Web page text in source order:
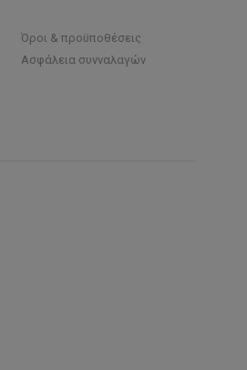
Όροι & προϋποθέσεις
Ασφάλεια συνναλαγών